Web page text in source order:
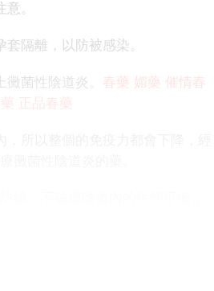
。
隔離，以防被感染。
菌性陰道炎。 春藥 媚藥 催情春
正品春藥